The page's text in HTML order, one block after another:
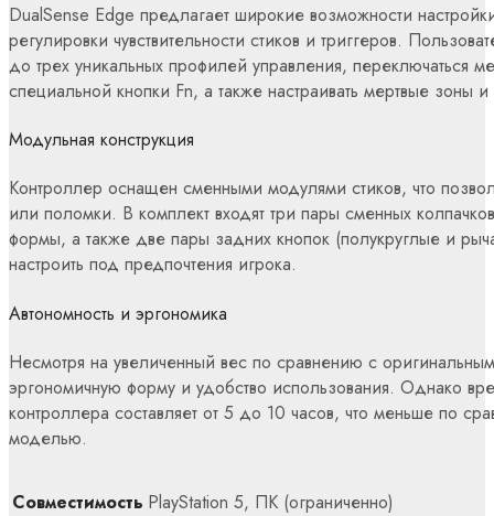
DualSense Edge предлагает широкие возможности
регулировки чувствительности стиков и триггеров.
до трех уникальных профилей управления, переключаться
специальной кнопки Fn, а также настраивать мертвые зоны
Модульная конструкция
Контроллер оснащен сменными модулями стиков, что
или поломки. В комплект входят три пары сменных
формы, а также две пары задних кнопок (полукруглые и
настроить под предпочтения игрока.
Автономность и эргономика
Несмотря на увеличенный вес по сравнению с
эргономичную форму и удобство использования. Однако
контроллера составляет от 5 до 10 часов, что меньше по
моделью.
Совместимость PlayStation 5, ПК (ограниченно)